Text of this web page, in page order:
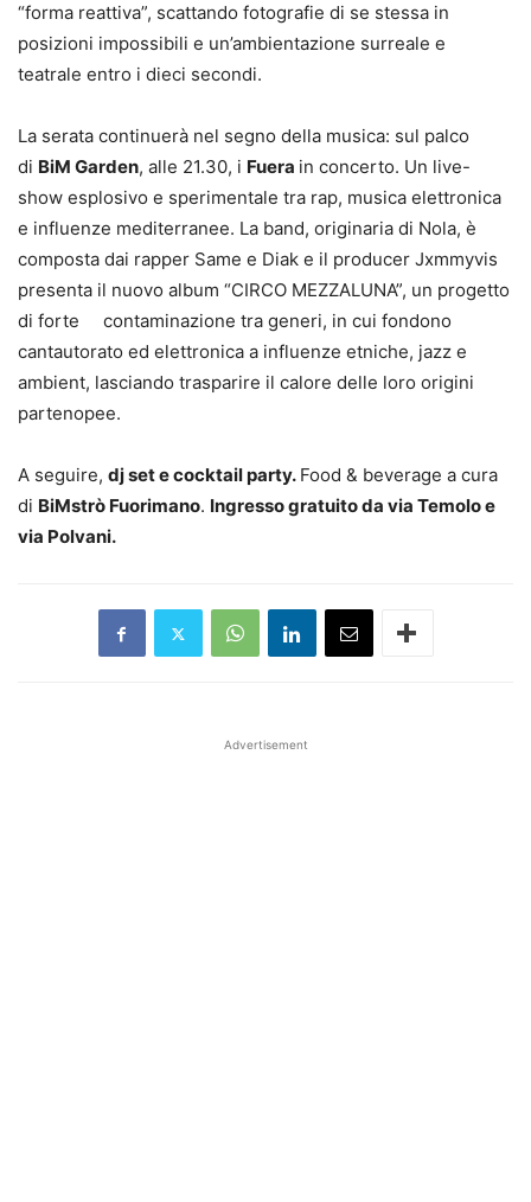
“forma reattiva”, scattando fotografie di se stessa in
posizioni impossibili e un’ambientazione surreale e
teatrale entro i dieci secondi.
La serata continuerà nel segno della musica: sul palco
di BiM Garden, alle 21.30, i Fuera in concerto. Un live-
show esplosivo e sperimentale tra rap, musica elettronica
e influenze mediterranee. La band, originaria di Nola, è
composta dai rapper Same e Diak e il producer Jxmmyvis
presenta il nuovo album “CIRCO MEZZALUNA”, un progetto
di forte contaminazione tra generi, in cui fondono
cantautorato ed elettronica a influenze etniche, jazz e
ambient, lasciando trasparire il calore delle loro origini
partenopee.
A seguire, dj set e cocktail party. Food & beverage a cura
di BiMstrò Fuorimano. Ingresso gratuito da via Temolo e
via Polvani.
Advertisement